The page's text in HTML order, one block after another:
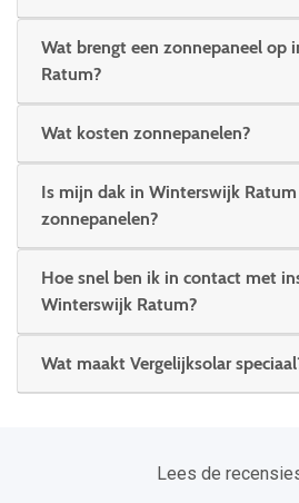
Wat brengt een zonnepaneel op
Ratum?
Wat kosten zonnepanelen?
Is mijn dak in Winterswijk
zonnepanelen?
Hoe snel ben ik in contact met
Winterswijk Ratum?
Wat maakt Vergelijksolar
Lees de